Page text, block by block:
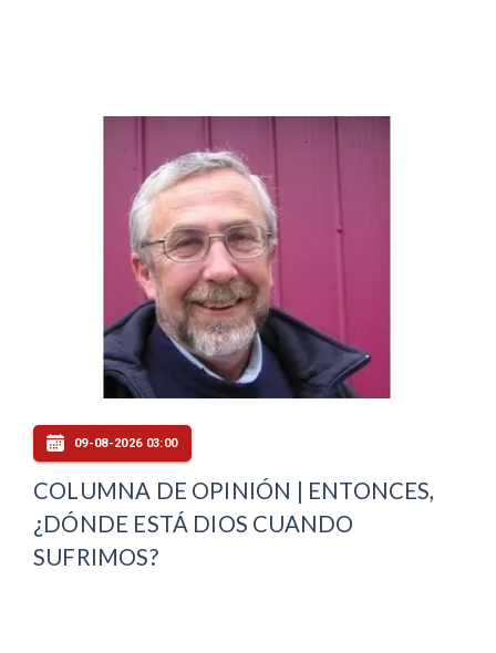
09-08-2026 03:00
COLUMNA DE OPINIÓN | ENTONCES,
¿DÓNDE ESTÁ DIOS CUANDO
SUFRIMOS?